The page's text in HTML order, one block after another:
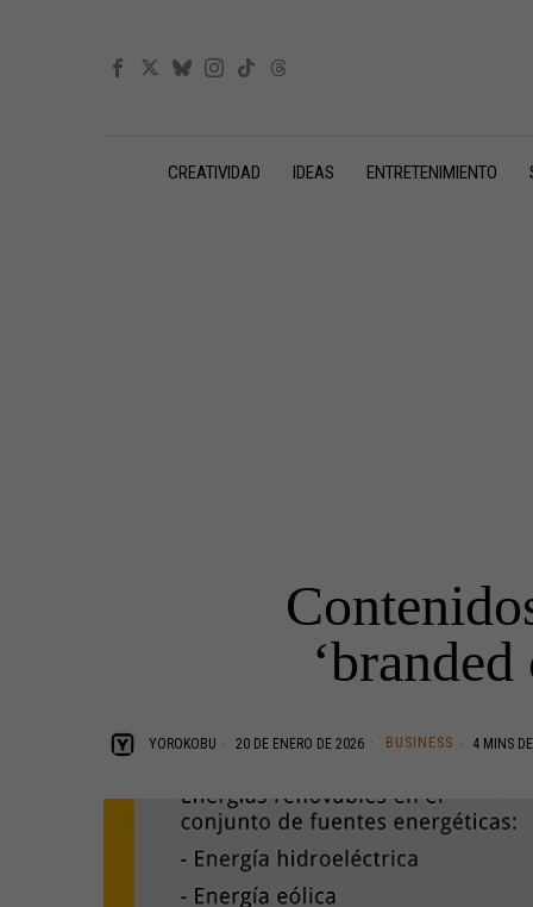
CREATIVIDAD IDEAS ENTRETENIMIENTO
YOROKOBU 20 DE ENERO DE 2026 BUSINESS 4 MINS